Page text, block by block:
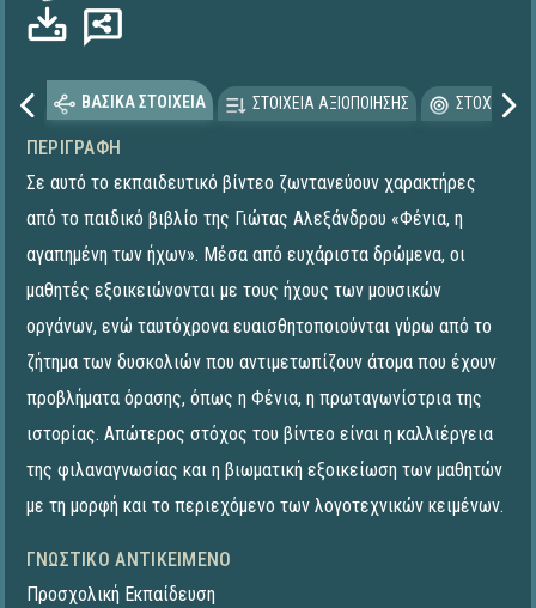
ΒΑΣΙΚΑ ΣΤΟΙΧΕΙΑ ΣΤΟΙΧΕΙΑ ΑΞΙΟΠΟΙΗΣΗΣ
ΠΕΡΙΓΡΑΦΉ
Σε αυτό το εκπαιδευτικό βίντεο ζωντανεύουν χαρακτήρες
από το παιδικό βιβλίο της Γιώτας Αλεξάνδρου «Φένια, η
αγαπημένη των ήχων». Μέσα από ευχάριστα δρώμενα, οι
μαθητές εξοικειώνονται με τους ήχους των μουσικών
οργάνων, ενώ ταυτόχρονα ευαισθητοποιούνται γύρω από το
ζήτημα των δυσκολιών που αντιμετωπίζουν άτομα που έχουν
προβλήματα όρασης, όπως η Φένια, η πρωταγωνίστρια της
ιστορίας. Απώτερος στόχος του βίντεο είναι η καλλιέργεια
της φιλαναγνωσίας και η βιωματική εξοικείωση των μαθητών
με τη μορφή και το περιεχόμενο των λογοτεχνικών κειμένων.
ΓΝΩΣΤΙΚΌ ΑΝΤΙΚΕΊΜΕΝΟ
Προσχολική Εκπαίδευση